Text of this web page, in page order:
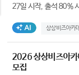
27일 시작, 출석 80%
AI생성태그 상상비즈아카
2026 상상비즈아카
모집